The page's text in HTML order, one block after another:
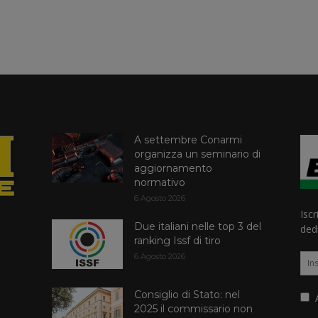
A settembre Conarmi
organizza un seminario di
aggiornamento
normativo
6 Agosto 2026
Due italiani nelle top 3 del
ranking Issf di tiro
6 Agosto 2026
Consiglio di Stato: nel
2025 il commissario non